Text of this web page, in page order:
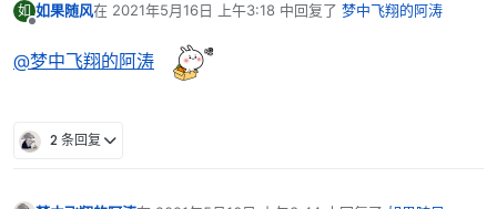
如 如果随风在 2021年5月16日 上午3:18 中回复了 梦中飞翔的阿涛
最后由 编辑
@梦中飞翔的阿涛
2 条回复